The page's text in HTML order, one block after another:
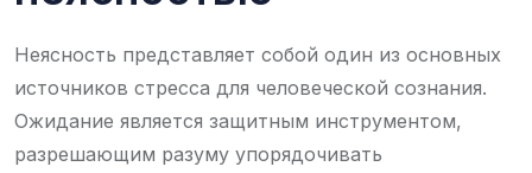
Неясность представляет собой один из основных
источников стресса для человеческой сознания.
Ожидание является защитным инструментом,
разрешающим разуму упорядочивать